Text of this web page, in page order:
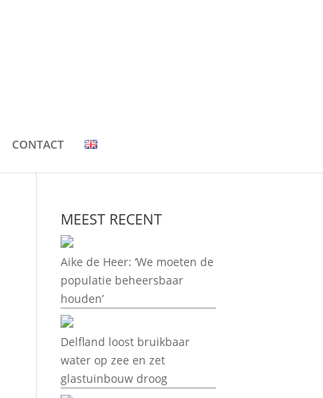
CONTACT
MEEST RECENT
Aike de Heer: ‘We moeten de
populatie beheersbaar
houden’
Delfland loost bruikbaar
water op zee en zet
glastuinbouw droog